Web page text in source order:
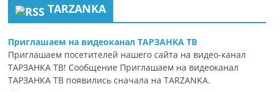
TARZANKA
Приглашаем на видеоканал ТАРЗАНКА ТВ
Приглашаем посетителей нашего сайта на видео-канал
ТАРЗАНКА ТВ! Сообщение Приглашаем на видеоканал
ТАРЗАНКА ТВ появились сначала на TARZANKA.